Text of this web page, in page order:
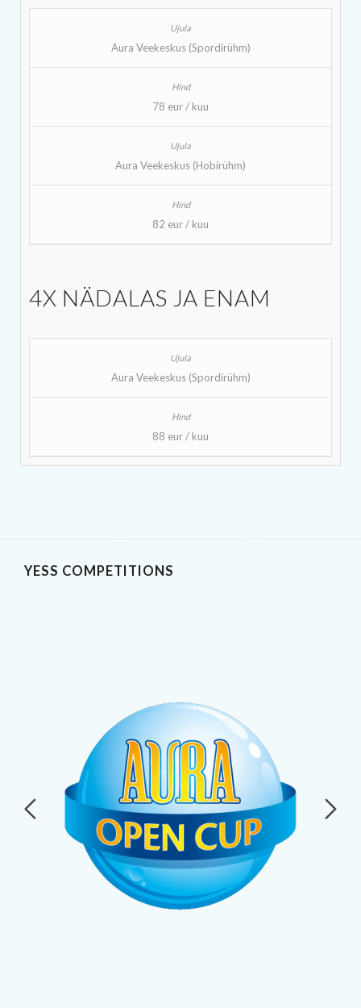
Aura Veekeskus (Spordirühm)
78 eur / kuu
Aura Veekeskus (Hobirühm)
82 eur / kuu
4X NÄDALAS JA ENAM
Aura Veekeskus (Spordirühm)
88 eur / kuu
YESS COMPETITIONS